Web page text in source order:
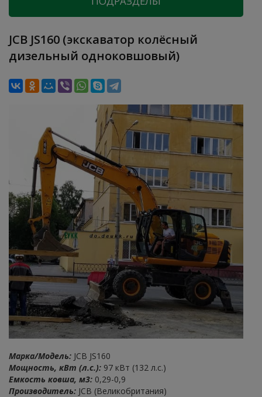
JCB JS160 (экскаватор колёсный
дизельный одноковшовый)
Марка/Модель: JCB JS160
Мощность, кВт (л.с.): 97 кВт (132 л.с.)
Емкость ковша, м3: 0,29-0,9
Производитель: JCB (Великобритания)